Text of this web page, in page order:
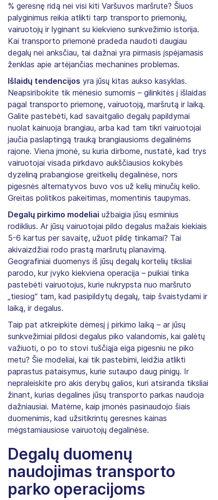
% geresnę ridą nei visi kiti Varšuvos maršrute? Šiuos
palyginimus reikia atlikti tarp transporto priemonių,
vairuotojų ir lyginant su kiekvieno sunkvežimio istorija.
Kai transporto priemonė pradeda naudoti daugiau
degalų nei anksčiau, tai dažnai yra pirmasis įspėjamasis
ženklas apie artėjančias mechanines problemas.
Išlaidų tendencijos yra jūsų kitas aukso kasyklas.
Neapsiribokite tik mėnesio sumomis – gilinkitės į išlaidas
pagal transporto priemonę, vairuotoją, maršrutą ir laiką.
Galite pastebėti, kad savaitgalio degalų papildymai
nuolat kainuoja brangiau, arba kad tam tikri vairuotojai
jaučia paslaptingą trauką brangiausioms degalinėms
rajone. Viena įmonė, su kuria dirbome, nustatė, kad trys
vairuotojai visada pirkdavo aukščiausios kokybės
dyzeliną prabangiose greitkelių degalinėse, nors
pigesnės alternatyvos buvo vos už kelių minučių kelio.
Greitas politikos pakeitimas, momentinis taupymas.
Degalų pirkimo modeliai užbaigia jūsų esminius
rodiklius. Ar jūsų vairuotojai pildo degalus mažais kiekiais
5-6 kartus per savaitę, užuot pildę tinkamai? Tai
akivaizdžiai rodo prastą maršrutų planavimą.
Geografiniai duomenys iš jūsų degalų kortelių tiksliai
parodo, kur įvyko kiekviena operacija – puikiai tinka
pastebėti vairuotojus, kurie nukrypsta nuo maršruto
„tiesiog“ tam, kad pasipildytų degalų, taip švaistydami ir
laiką, ir degalus.
Taip pat atkreipkite dėmesį į pirkimo laiką – ar jūsų
sunkvežimiai pildosi degalus piko valandomis, kai galėtų
važiuoti, o po to stovi tuščiąja eiga pigesniu ne piko
metu? Šie modeliai, kai tik pastebimi, leidžia atlikti
paprastus pataisymus, kurie sutaupo daug pinigų. Ir
nepraleiskite pro akis derybų galios, kuri atsiranda tiksliai
žinant, kurias degalines jūsų transporto parkas naudoja
dažniausiai. Matėme, kaip įmonės pasinaudojo šiais
duomenimis, kad užsitikrintų geresnes kainas
mėgstamiausiose vairuotojų degalinėse.
Degalų duomenų
naudojimas transporto
parko operacijoms